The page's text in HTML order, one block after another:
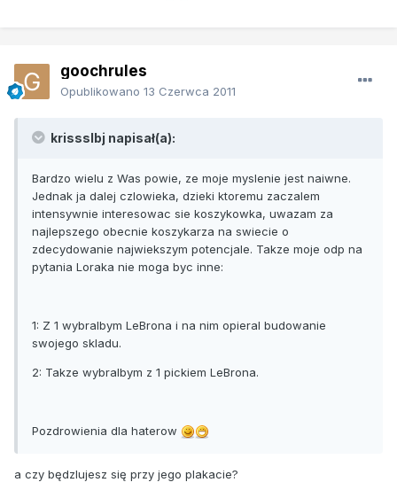
goochrules
Opublikowano 13 Czerwca 2011
krissslbj napisał(a):
Bardzo wielu z Was powie, ze moje myslenie jest naiwne.
Jednak ja dalej czlowieka, dzieki ktoremu zaczalem
intensywnie interesowac sie koszykowka, uwazam za
najlepszego obecnie koszykarza na swiecie o
zdecydowanie najwiekszym potencjale. Takze moje odp na
pytania Loraka nie moga byc inne:
1: Z 1 wybralbym LeBrona i na nim opieral budowanie
swojego skladu.
2: Takze wybralbym z 1 pickiem LeBrona.
Pozdrowienia dla haterow
a czy będzlujesz się przy jego plakacie?